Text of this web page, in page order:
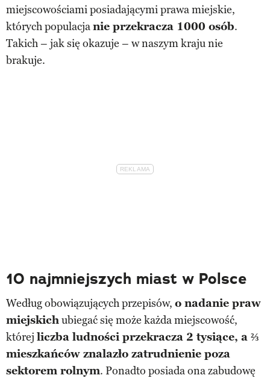
miejscowościami posiadającymi prawa miejskie,
których populacjanie przekracza 1000 osób.
Takich – jak się okazuje – w naszym kraju nie
brakuje.
10 najmniejszych miast w Polsce
Według obowiązujących przepisów, o nadanie praw
miejskichubiegać się może każda miejscowość,
której liczba ludności przekracza 2 tysiące, a ⅔
mieszkańców znalazło zatrudnienie poza
sektorem rolnym. Ponadto posiada ona zabudowę